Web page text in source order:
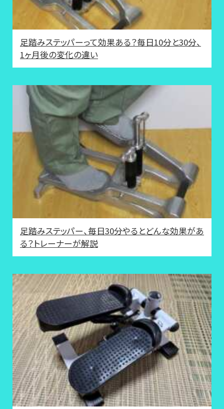
足踏みステッパーって効果ある？毎日10分と30分、
1ヶ月後の変化の違い
足踏みステッパー、毎日30分やるとどんな効果があ
る？トレーナーが解説